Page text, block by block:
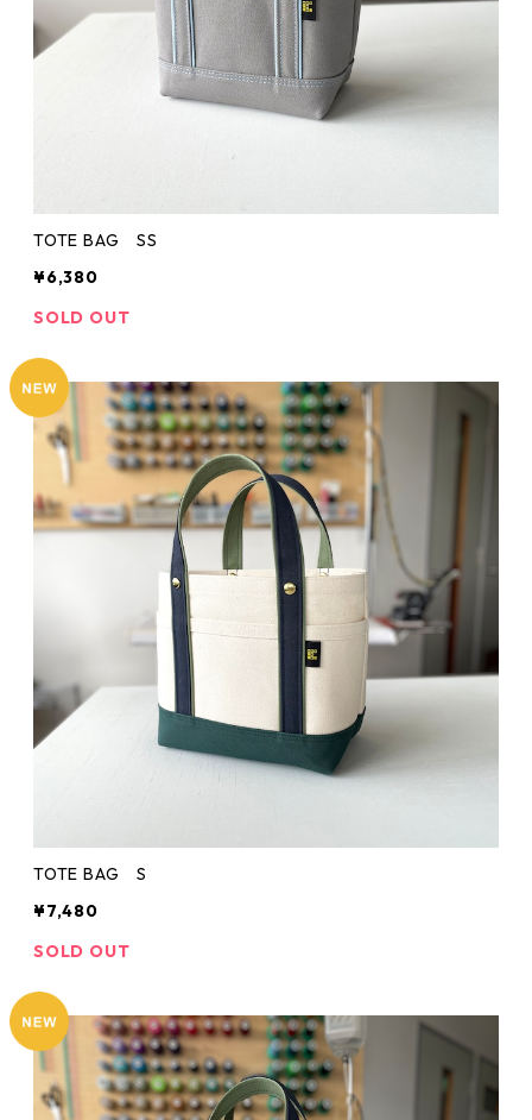
TOTE BAG SS
¥6,380
SOLD OUT
TOTE BAG S
¥7,480
SOLD OUT